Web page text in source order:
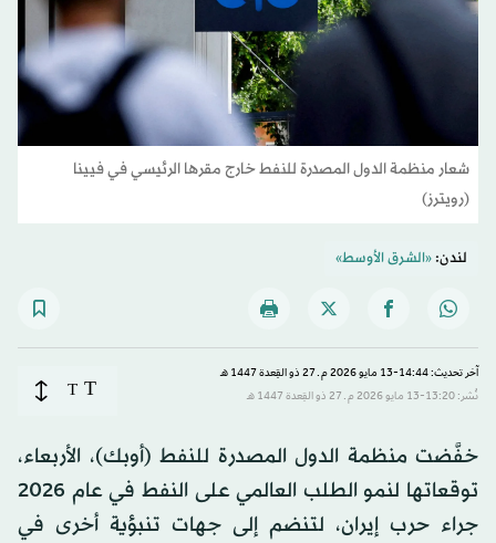
شعار منظمة الدول المصدرة للنفط خارج مقرها الرئيسي في فيينا
(رويترز)
لندن:«الشرق الأوسط»
آخر تحديث: 14:44-13 مايو 2026 م ـ 27 ذو القِعدة 1447 هـ
نُشر: 13:20-13 مايو 2026 م ـ 27 ذو القِعدة 1447 هـ
T
T
خفَّضت منظمة الدول المصدرة للنفط (أوبك)، الأربعاء،
توقعاتها لنمو الطلب العالمي على النفط في عام 2026
جراء حرب إيران، لتنضم إلى جهات تنبؤية أخرى في